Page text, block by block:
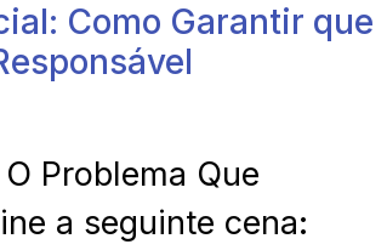
Como Garantir que
Problema Que
a seguinte cena: